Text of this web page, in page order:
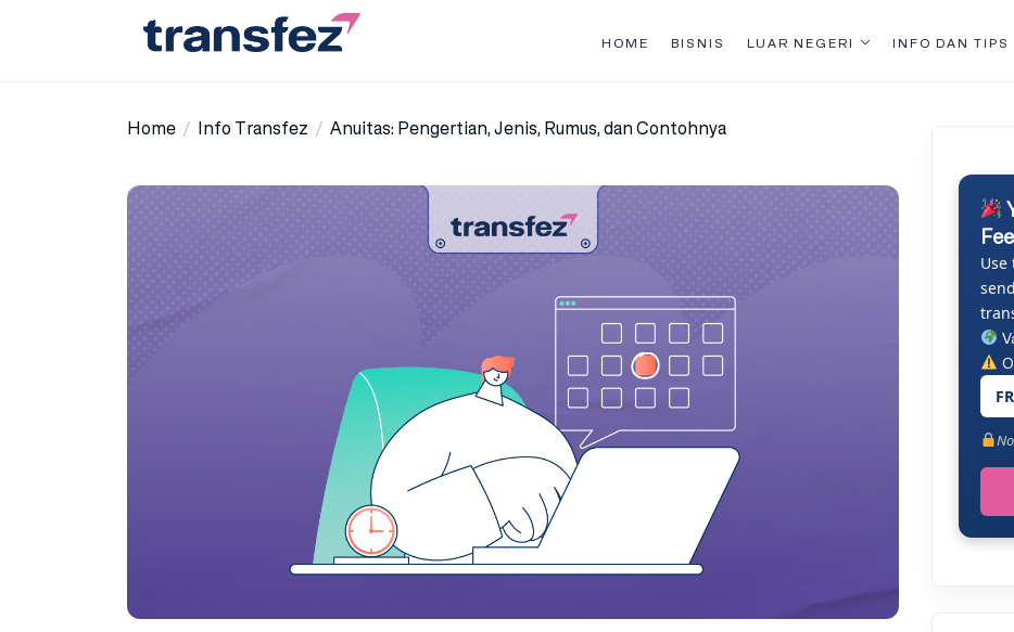
HOME BISNIS LUAR NEGERI INFO DAN TIPS
Home Info Transfez Anuitas: Pengertian, Jenis, Rumus, dan Contohnya